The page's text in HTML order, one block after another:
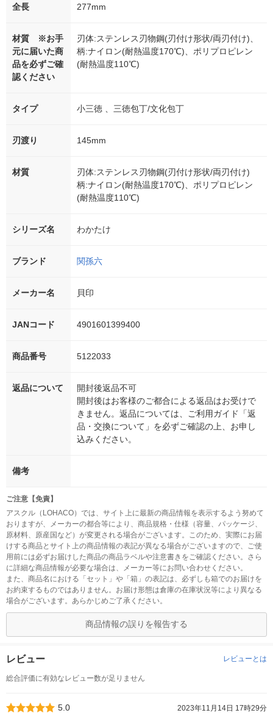
全長 277mm
材質 ※お手
元に届いた商
品を必ずご確
認ください
刃体:ステンレス刃物鋼(刃付け形状/両刃付け)、
柄:ナイロン(耐熱温度170℃)、ポリプロピレン
(耐熱温度110℃)
タイプ 小三徳 、三徳包丁/文化包丁
刃渡り 145mm
材質
刃体:ステンレス刃物鋼(刃付け形状/両刃付け)
柄:ナイロン(耐熱温度170℃)、ポリプロピレン
(耐熱温度110℃)
シリーズ名 わかたけ
ブランド 関孫六
メーカー名 貝印
JANコード 4901601399400
商品番号 5122033
返品について
開封後返品不可
開封後はお客様のご都合による返品はお受けで
きません。返品については、ご利用ガイド「返
品・交換について」を必ずご確認の上、お申し
込みください。
備考
ご注意【免責】
アスクル（LOHACO）では、サイト上に最新の商品情報を表示するよう努めて
おりますが、メーカーの都合等により、商品規格・仕様（容量、パッケージ、
原材料、原産国など）が変更される場合がございます。このため、実際にお届
けする商品とサイト上の商品情報の表記が異なる場合がございますので、ご使
用前には必ずお届けした商品の商品ラベルや注意書きをご確認ください。さら
に詳細な商品情報が必要な場合は、メーカー等にお問い合わせください。
また、商品名における「セット」や「箱」の表記は、必ずしも箱でのお届けを
お約束するものではありません。お届け形態は倉庫の在庫状況等により異なる
場合がございます。あらかじめご了承ください。
商品情報の誤りを報告する
レビュー レビューとは
総合評価に有効なレビュー数が足りません
5.0
2023年11月14日 17時29分